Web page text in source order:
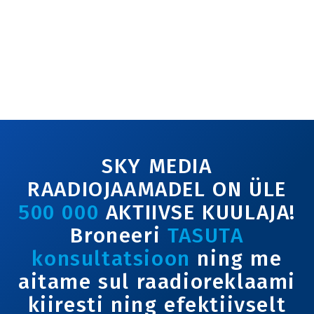
SKY MEDIA
RAADIOJAAMADEL ON ÜLE
500 000 AKTIIVSE KUULAJA!
Broneeri TASUTA
konsultatsioon ning me
aitame sul raadioreklaami
kiiresti ning efektiivselt